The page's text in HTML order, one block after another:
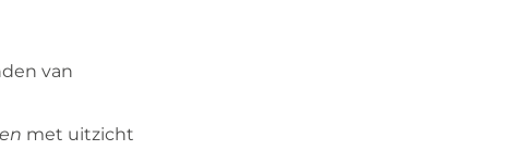
van
met uitzicht